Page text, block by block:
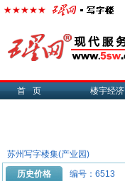
首页 楼宇经济
苏州写字楼集(产业园)
历史价格
编号：6513